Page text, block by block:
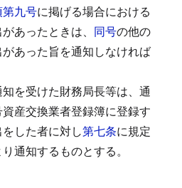
九号に掲げる場合における
あったときは、 同号の他の
あった旨を通知しなければ
を受けた財務局長等は、通
産交換業者登録簿に登録す
した者に対し第七条に規定
通知するものとする。